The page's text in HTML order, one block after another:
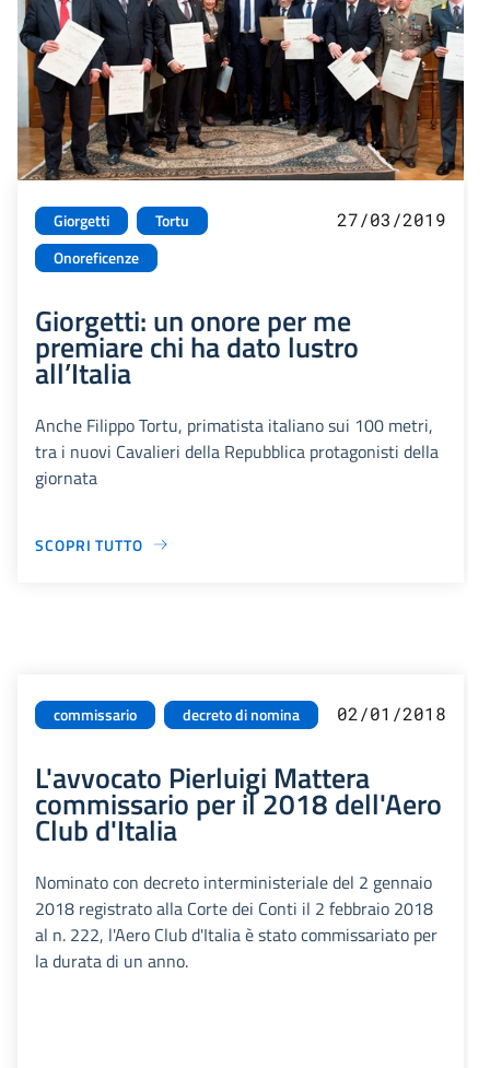
Giorgetti
Tortu
Onoreficenze
27/03/2019
Giorgetti: un onore per me
premiare chi ha dato lustro
all’Italia
Anche Filippo Tortu, primatista italiano sui 100 metri,
tra i nuovi Cavalieri della Repubblica protagonisti della
giornata
SCOPRI TUTTO
commissario decreto di nomina 02/01/2018
L'avvocato Pierluigi Mattera
commissario per il 2018 dell'Aero
Club d'Italia
Nominato con decreto interministeriale del 2 gennaio
2018 registrato alla Corte dei Conti il 2 febbraio 2018
al n. 222, l'Aero Club d'Italia è stato commissariato per
la durata di un anno.